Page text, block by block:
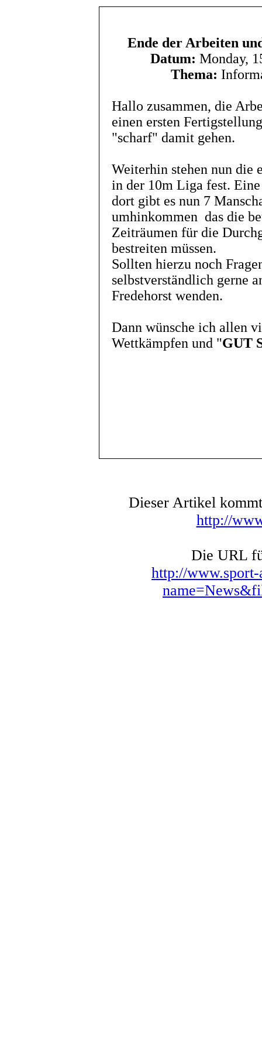
Ende der Arbeiten
Datum: Monday,
Thema:
Hallo zusammen, die
einen ersten
"scharf" damit gehen.
Weiterhin stehen nun die
in der 10m Liga fest.
dort gibt es nun 7
umhinkommen das die
Zeiträumen für die
bestreiten müssen.
Sollten hierzu noch
selbstverständlich gerne
Fredehorst wenden.
Dann wünsche ich allen
Wettkämpfen und "GUT
Dieser Artikel
http://
Die URL
http://www.sport-